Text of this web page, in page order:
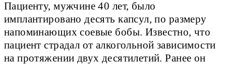
Пациенту, мужчине 40 лет, было
имплантировано десять капсул, по размеру
напоминающих соевые бобы. Известно, что
пациент страдал от алкогольной зависимости
на протяжении двух десятилетий. Ранее он